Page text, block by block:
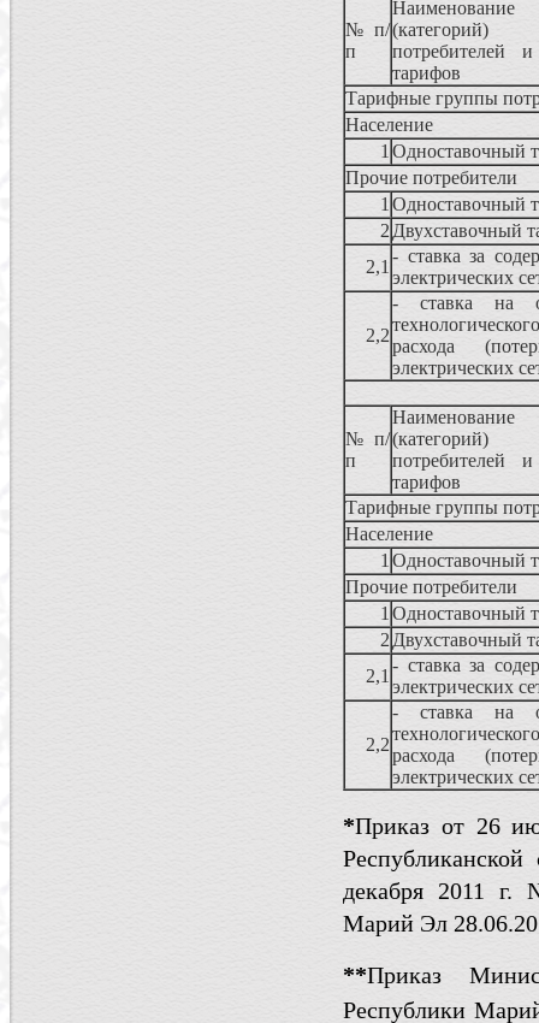
№ п/
п
Наименование
(категорий)
потребителей
тарифов
Тарифные группы
Население
1 Одноставочный
Прочие потребители
1 Одноставочный
2 Двухставочный
2,1
- ставка за
электрических
2,2
- ставка на
технологического
расхода
электрических
№ п/
п
Наименование
(категорий)
потребителей
тарифов
Тарифные группы
Население
1 Одноставочный
Прочие потребители
1 Одноставочный
2 Двухставочный
2,1
- ставка за
электрических
2,2
- ставка на
технологического
расхода
электрических
*Приказ от 26
декабря 2011 г.
Марий Эл
**Приказ
Республики